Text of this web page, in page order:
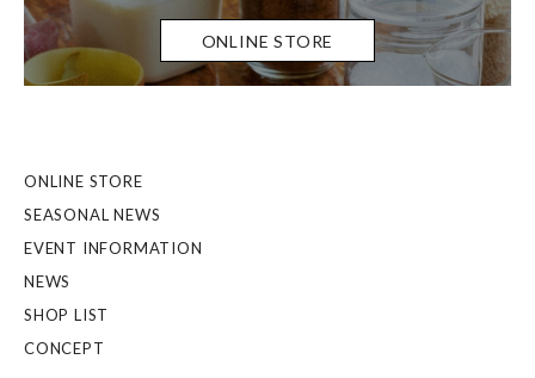
ONLINE STORE
ONLINE STORE
SEASONAL NEWS
EVENT INFORMATION
NEWS
SHOP LIST
CONCEPT